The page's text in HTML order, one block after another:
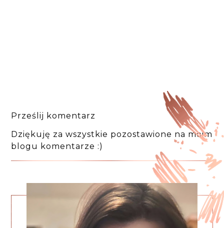
Prześlij komentarz
Dziękuję za wszystkie pozostawione na moim
blogu komentarze :)